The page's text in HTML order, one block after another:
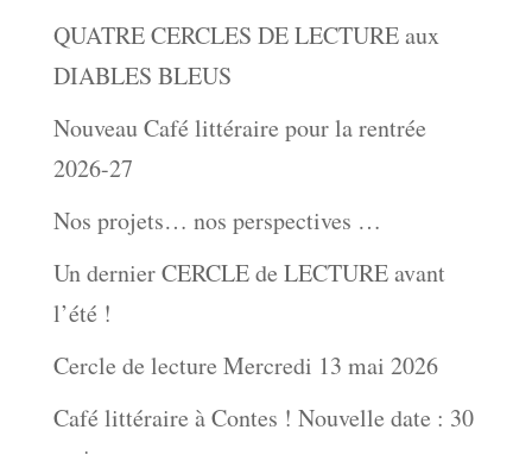
QUATRE CERCLES DE LECTURE aux
DIABLES BLEUS
Nouveau Café littéraire pour la rentrée
2026-27
Nos projets… nos perspectives …
Un dernier CERCLE de LECTURE avant
l’été !
Cercle de lecture Mercredi 13 mai 2026
Café littéraire à Contes ! Nouvelle date : 30